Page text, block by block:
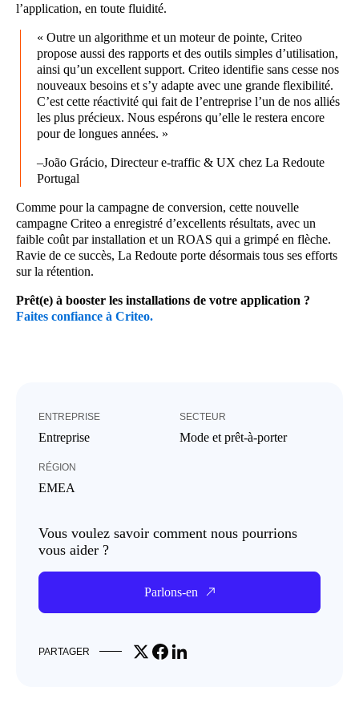
ENTREPRISE
Entreprise
SECTEUR
Mode et prêt-à-porter
RÉGION
EMEA
Vous voulez savoir comment nous pourrions
vous aider ?
Parlons-en
PARTAGER Share on X
Share on Facebook
Share on LinkedIn
l’application, en toute fluidité.
« Outre un algorithme et un moteur de pointe, Criteo
propose aussi des rapports et des outils simples d’utilisation,
ainsi qu’un excellent support. Criteo identifie sans cesse nos
nouveaux besoins et s’y adapte avec une grande flexibilité.
C’est cette réactivité qui fait de l’entreprise l’un de nos alliés
les plus précieux. Nous espérons qu’elle le restera encore
pour de longues années. »
–João Grácio, Directeur e-traffic & UX chez La Redoute
Portugal
Comme pour la campagne de conversion, cette nouvelle
campagne Criteo a enregistré d’excellents résultats, avec un
faible coût par installation et un ROAS qui a grimpé en flèche.
Ravie de ce succès, La Redoute porte désormais tous ses efforts
sur la rétention.
Prêt(e) à booster les installations de votre application ?
Faites confiance à Criteo.